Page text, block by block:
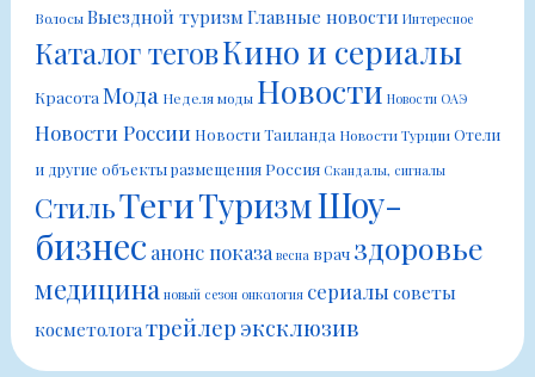
ВолосыВыездной туризмГлавные новости Интересное
Каталог теговКино и сериалы
Красота Мода Неделя моды Новости Новости ОАЭ
Новости России Новости Таиланда Новости ТурцииОтели
и другие объекты размещенияРоссия Скандалы, сигналы
СтильТегиТуризмШоу-
бизнес анонс показа весна врач здоровье
медицина новый сезон онкология сериалы советы
косметологатрейлер эксклюзив